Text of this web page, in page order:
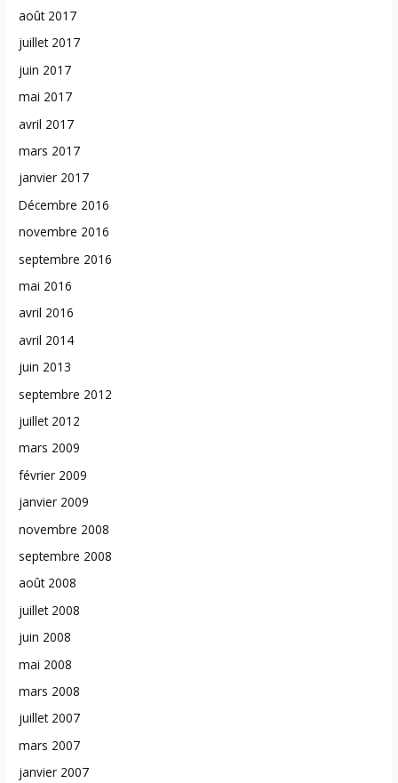
août 2017
juillet 2017
juin 2017
mai 2017
avril 2017
mars 2017
janvier 2017
Décembre 2016
novembre 2016
septembre 2016
mai 2016
avril 2016
avril 2014
juin 2013
septembre 2012
juillet 2012
mars 2009
février 2009
janvier 2009
novembre 2008
septembre 2008
août 2008
juillet 2008
juin 2008
mai 2008
mars 2008
juillet 2007
mars 2007
janvier 2007